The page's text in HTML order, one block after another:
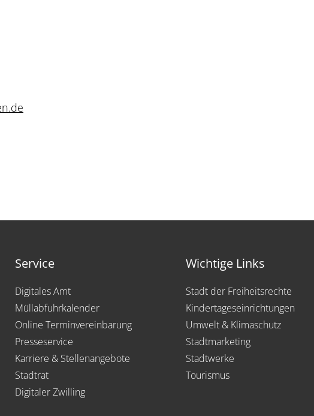
Service
Digitales Amt
Müllabfuhrkalender
Online Terminvereinbarung
Presseservice
Karriere & Stellenangebote
Stadtrat
Digitaler Zwilling
Wichtige Links
Stadt der Freiheitsrechte
Kindertageseinrichtungen
Umwelt & Klimaschutz
Stadtmarketing
Stadtwerke
Tourismus